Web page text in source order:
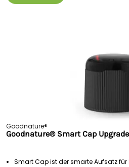
Goodnature®
Goodnature® Smart Cap
Smart Cap ist der smarte Aufsatz für